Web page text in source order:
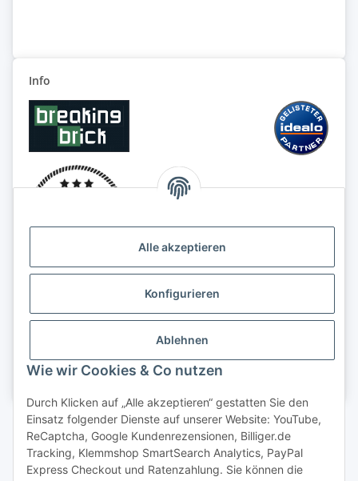
Alle akzeptieren
Konfigurieren
Ablehnen
Wie wir Cookies & Co nutzen
Durch Klicken auf „Alle akzeptieren“ gestatten Sie den
Einsatz folgender Dienste auf unserer Website: YouTube,
ReCaptcha, Google Kundenrezensionen, Billiger.de
Tracking, Klemmshop SmartSearch Analytics, PayPal
Express Checkout und Ratenzahlung. Sie können die
Info
Vertrag widerrufen